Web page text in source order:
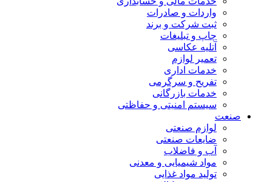
واردات و صادرات
ثبت شرکت و برند
چاپ و تبلیغات
آتلیه عکاسی
تعمیر لوازم
خدمات اداری
تفریح و سرگرمی
خدمات بازرگانی
سیستم امنیتی و حفاظتی
صنعت
لوازم صنعتی
ضایعات صنعتی
آب و فاضلاب
مواد شیمیایی و معدنی
تولید مواد غذایی